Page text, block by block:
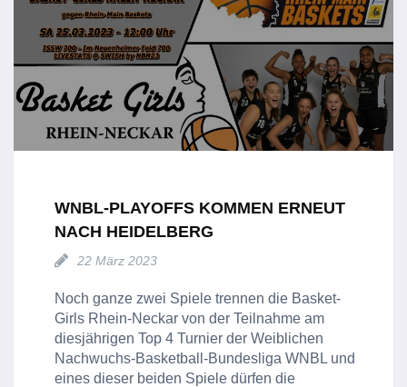
WNBL-PLAYOFFS KOMMEN ERNEUT
NACH HEIDELBERG
22 März 2023
Noch ganze zwei Spiele trennen die Basket-
Girls Rhein-Neckar von der Teilnahme am
diesjährigen Top 4 Turnier der Weiblichen
Nachwuchs-Basketball-Bundesliga WNBL und
eines dieser beiden Spiele dürfen die